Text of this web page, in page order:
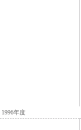
1996年度